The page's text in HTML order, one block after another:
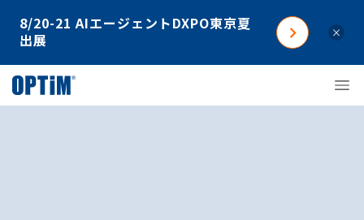
8/20-21 AIエージェントDXPO東京夏
出展
×